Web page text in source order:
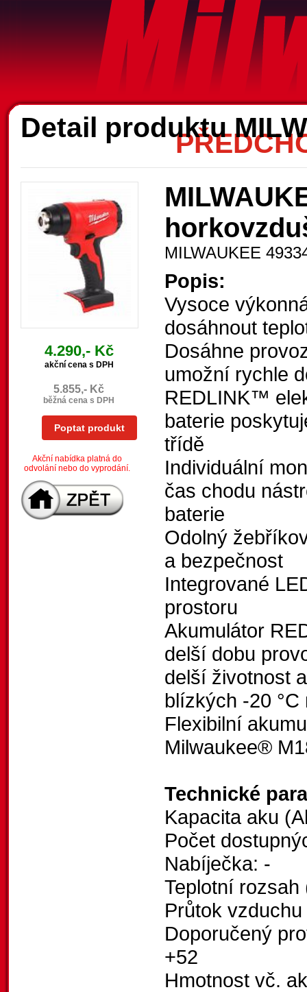
Detail produktu
4.290,- Kč
akční cena s DPH
5.855,- Kč
běžná cena s DPH
Poptat produkt
Akční nabídka platná do
odvolání nebo do vyprodání.
MILWAUKEE
Popis:
Vysoce
dosáhnout
Dosáhne
umožní rychle
REDLINK™
baterie
třídě
Individuální
čas chodu
baterie
Odolný
a bezpečnost
Integrované
prostoru
Akumulátor
delší dobu
delší životnost
blízkých -20
Flexibilní
Milwaukee®
Technické
Kapacita aku
Počet
Nabíječka: -
Teplotní rozsah
Průtok
Doporučený
+52
Hmotnost vč.